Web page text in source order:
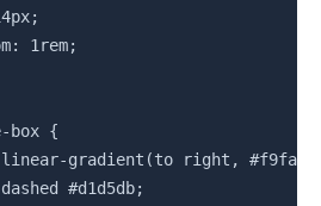
1rem;
box {
gradient(to right,
#d1d5db;